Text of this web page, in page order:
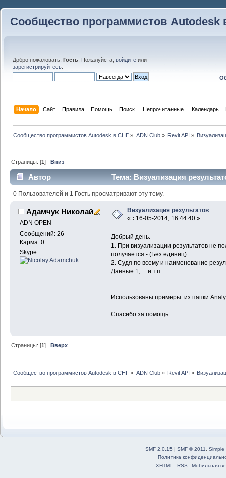
Сообщество программистов Autodesk
Добро пожаловать, Гость . Пожалуйста, войдите или
зарегистрируйтесь
Начало Сайт Правила Помощь Поиск Непрочитанные Календарь
Сообщество программистов Autodesk в СНГ » ADN Club» Revit API »
Страницы: [1]Вниз
Автор Тема: Визуализация
0 Пользователей и 1 Гость просматривают эту тему.
Адамчук Николай
ADN OPEN
Сообщений: 26
Карма: 0
Skype:
Визуализация результатов
« : 16-05-2014, 16:44:40 »
Добрый день.
1. При визуализации результатов не
получается - (Без единиц).
2. Судя по всему и наименование
Данные 1, ... и т.п.
Использованы примеры: из папки
Спасибо за помощь.
Страницы: [1]Вверх
Сообщество программистов Autodesk в СНГ » ADN Club» Revit API »
SMF 2.0.15 | SMF © 2011
Simple
Политика
XHTML
RSS Мобильная